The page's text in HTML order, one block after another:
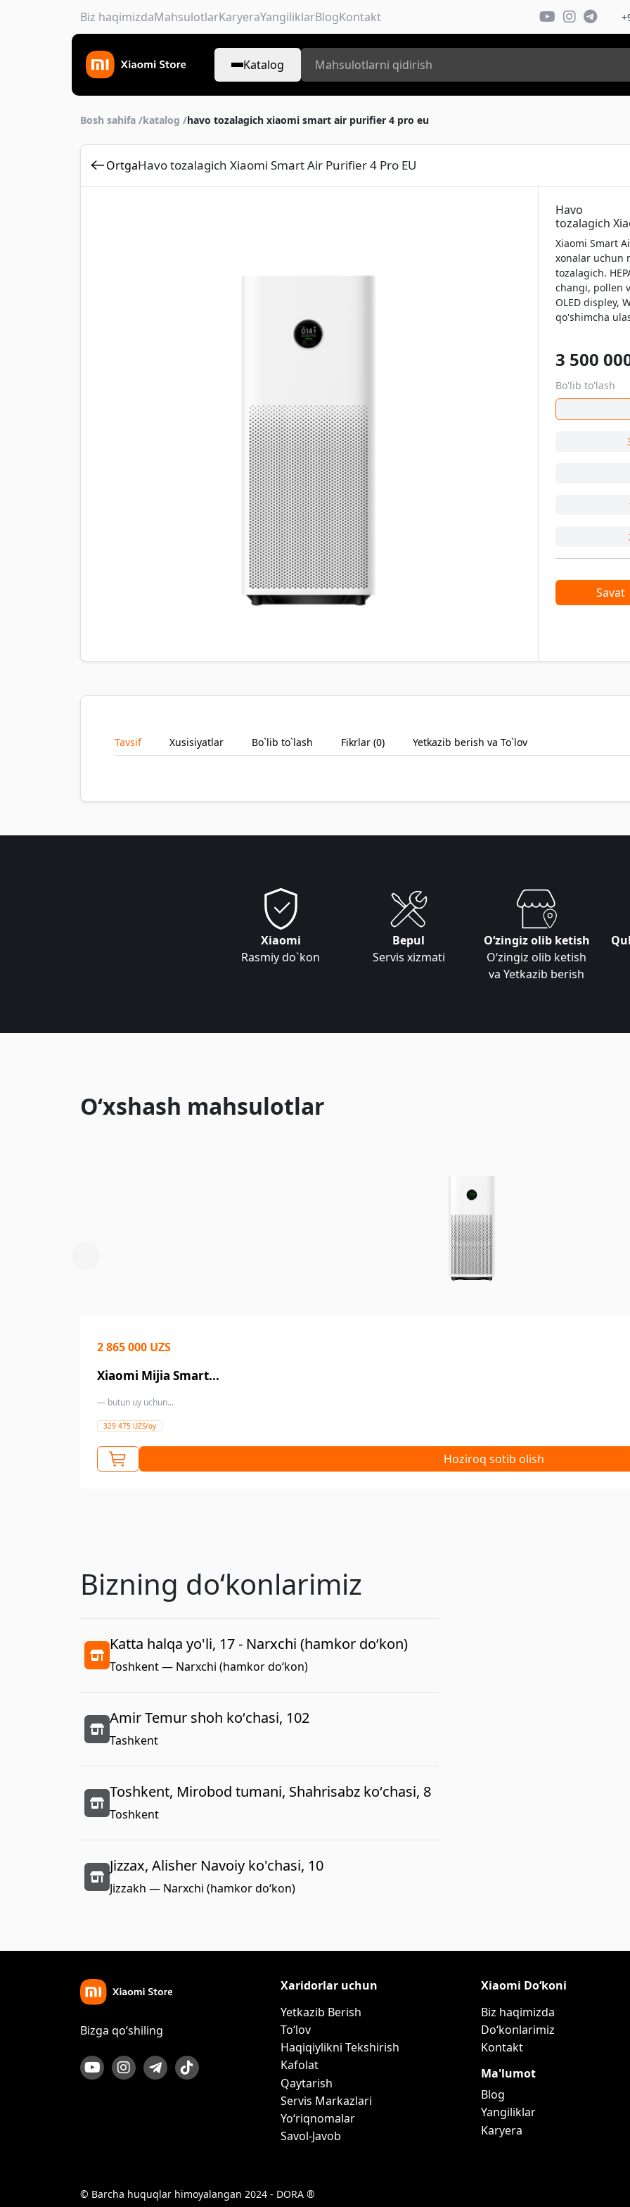
Biz haqimizdaMahsulotlarKaryeraYangiliklarBlogKontakt
Katalog
Bosh sahifa /katalog /havo tozalagich xiaomi smart air purifier 4 pro eu
OrtgaHavo tozalagich Xiaomi Smart Air Purifier 4 Pro EU
Havo
tozalagich
Xiaomi Smart
xonalar uchun
tozalagich.
changi, pollen
OLED displey,
qo'shimcha
3 500
Bo'lib to'lash
Savat
Tavsif Xusisiyatlar Bo`lib to`lash Fikrlar (0) Yetkazib berish va To`lov
Xiaomi
Rasmiy do`kon
Bepul
Servis xizmati
Oʻzingiz olib ketish
Oʻzingiz olib ketish
va Yetkazib berish
O‘xshash mahsulotlar
2 865 000 UZS
Xiaomi Mijia Smart...
— butun uy uchun...
329 475 UZS/oy
Hoziroq sotib olish
Bizning doʻkonlarimiz
Katta halqa yo'li, 17 - Narxchi (hamkor do‘kon)
Toshkent — Narxchi (hamkor do‘kon)
Amir Temur shoh koʻchasi, 102
Tashkent
Toshkent, Mirobod tumani, Shahrisabz koʻchasi, 8
Toshkent
Jizzax, Alisher Navoiy ko'chasi, 10
Jizzakh — Narxchi (hamkor do‘kon)
Bizga qo‘shiling
Xaridorlar uchun
Yetkazib Berish
To‘lov
Haqiqiylikni Tekshirish
Kafolat
Qaytarish
Servis Markazlari
Yo‘riqnomalar
Savol-Javob
Xiaomi Do‘koni
Biz haqimizda
Do‘konlarimiz
Kontakt
Ma'lumot
Blog
Yangiliklar
Karyera
© Barcha huquqlar himoyalangan 2024 - DORA ®